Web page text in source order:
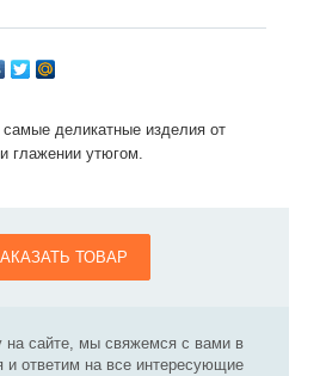
деликатные изделия от
глажении утюгом.
ТОВАР
на сайте, мы свяжемся с вами в
ответим на все интересующие